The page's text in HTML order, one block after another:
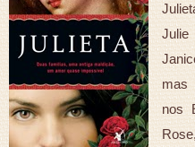
mas
nos